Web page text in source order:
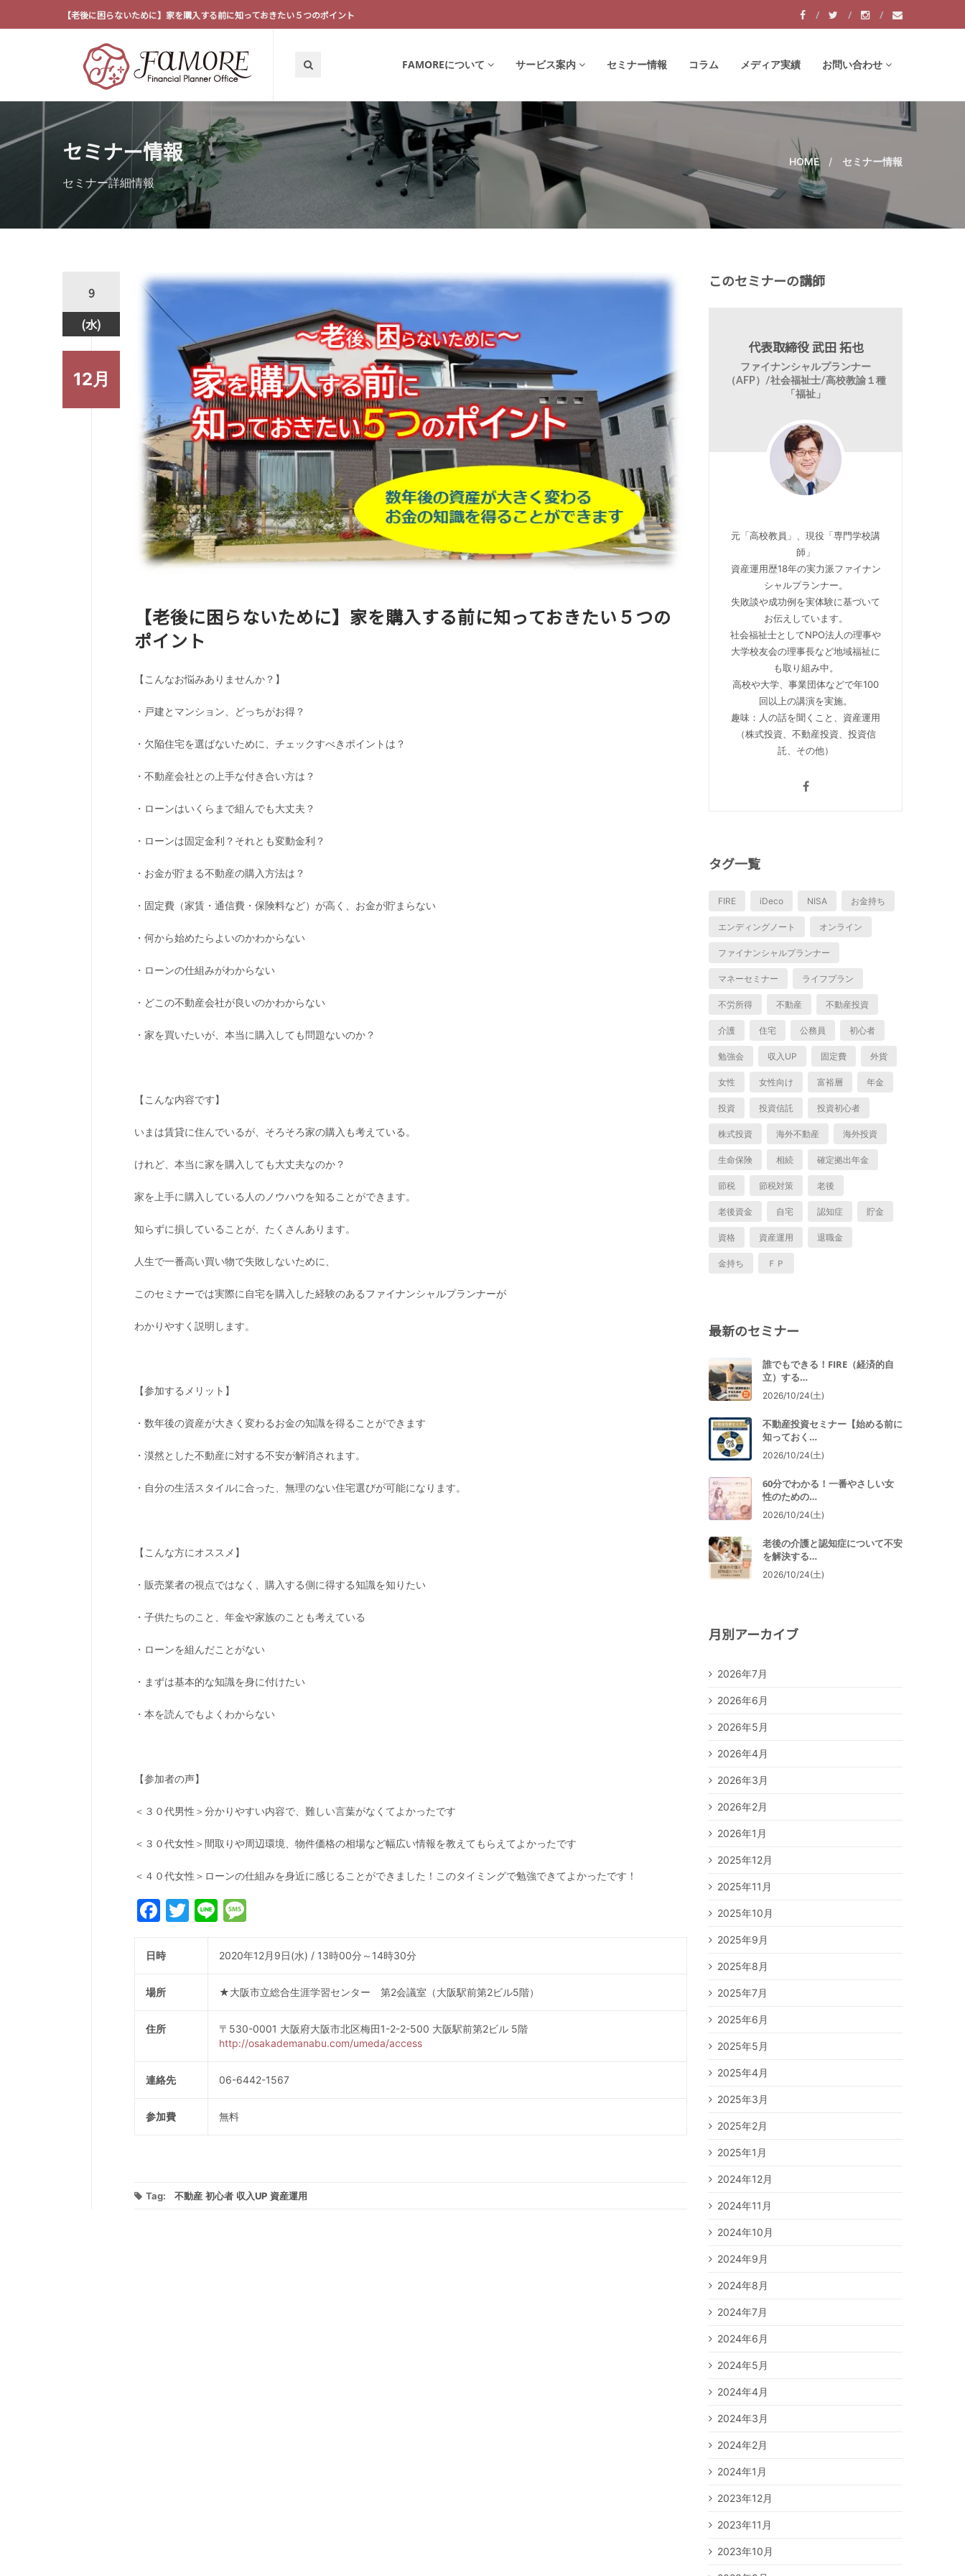
【老後に困らないために】家を購入する前に知っておきたい５つのポイント
FAMOREについて サービス案内 セミナー情報 コラム メディア実績 お問い合わせ
セミナー情報
セミナー詳細情報
HOME セミナー情報
9
(水)
12月
【老後に困らないために】家を購入する前に知っておきたい５つの
ポイント
【こんなお悩みありませんか？】
・戸建とマンション、どっちがお得？
・欠陥住宅を選ばないために、チェックすべきポイントは？
・不動産会社との上手な付き合い方は？
・ローンはいくらまで組んでも大丈夫？
・ローンは固定金利？それとも変動金利？
・お金が貯まる不動産の購入方法は？
・固定費（家賃・通信費・保険料など）が高く、お金が貯まらない
・何から始めたらよいのかわからない
・ローンの仕組みがわからない
・どこの不動産会社が良いのかわからない
・家を買いたいが、本当に購入しても問題ないのか？
【こんな内容です】
いまは賃貸に住んでいるが、そろそろ家の購入も考えている。
けれど、本当に家を購入しても大丈夫なのか？
家を上手に購入している人のノウハウを知ることができます。
知らずに損していることが、たくさんあります。
人生で一番高い買い物で失敗しないために、
このセミナーでは実際に自宅を購入した経験のあるファイナンシャルプランナーが
わかりやすく説明します。
【参加するメリット】
・数年後の資産が大きく変わるお金の知識を得ることができます
・漠然とした不動産に対する不安が解消されます。
・自分の生活スタイルに合った、無理のない住宅選びが可能になります。
【こんな方にオススメ】
・販売業者の視点ではなく、購入する側に得する知識を知りたい
・子供たちのこと、年金や家族のことも考えている
・ローンを組んだことがない
・まずは基本的な知識を身に付けたい
・本を読んでもよくわからない
【参加者の声】
＜３０代男性＞分かりやすい内容で、難しい言葉がなくてよかったです
＜３０代女性＞間取りや周辺環境、物件価格の相場など幅広い情報を教えてもらえてよかったです
＜４０代女性＞ローンの仕組みを身近に感じることができました！このタイミングで勉強できてよかったです！
Facebook
Twitter
Line
日時 2020年12月9日(水) / 13時00分～14時30分
場所 ★大阪市立総合生涯学習センター 第2会議室（大阪駅前第2ビル5階）
住所
〒530-0001 大阪府大阪市北区梅田1-2-2-500 大阪駅前第2ビル 5階
http://osakademanabu.com/umeda/access
連絡先 06-6442-1567
参加費 無料
Tag: 不動産 初心者 収入UP 資産運用
このセミナーの講師
代表取締役 武田 拓也
ファイナンシャルプランナー
（AFP）/社会福祉士/高校教諭１種
「福祉」
元「高校教員」、現役「専門学校講
師」
資産運用歴18年の実力派ファイナン
シャルプランナー。
失敗談や成功例を実体験に基づいて
お伝えしています。
社会福祉士としてNPO法人の理事や
大学校友会の理事長など地域福祉に
も取り組み中。
高校や大学、事業団体などで年100
回以上の講演を実施。
趣味：人の話を聞くこと、資産運用
（株式投資、不動産投資、投資信
託、その他）
タグ一覧
FIRE iDeco NISA お金持ち
エンディングノート オンライン
ファイナンシャルプランナー
マネーセミナー ライフプラン
不労所得 不動産 不動産投資
介護 住宅 公務員 初心者
勉強会 収入UP 固定費 外貨
女性 女性向け 富裕層 年金
投資 投資信託 投資初心者
株式投資 海外不動産 海外投資
生命保険 相続 確定拠出年金
節税 節税対策 老後
老後資金 自宅 認知症 貯金
資格 資産運用 退職金
金持ち ＦＰ
最新のセミナー
誰でもできる！FIRE（経済的自
立）する…
2026/10/24(土)
不動産投資セミナー【始める前に
知っておく…
2026/10/24(土)
60分でわかる！一番やさしい女
性のための…
2026/10/24(土)
老後の介護と認知症について不安
を解決する…
2026/10/24(土)
月別アーカイブ
2026年7月
2026年6月
2026年5月
2026年4月
2026年3月
2026年2月
2026年1月
2025年12月
2025年11月
2025年10月
2025年9月
2025年8月
2025年7月
2025年6月
2025年5月
2025年4月
2025年3月
2025年2月
2025年1月
2024年12月
2024年11月
2024年10月
2024年9月
2024年8月
2024年7月
2024年6月
2024年5月
2024年4月
2024年3月
2024年2月
2024年1月
2023年12月
2023年11月
2023年10月